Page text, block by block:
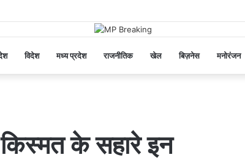
विदेश मध्य प्रदेश राजनीतिक खेल बिज़नेस मनोरंजन
के सहारे इन